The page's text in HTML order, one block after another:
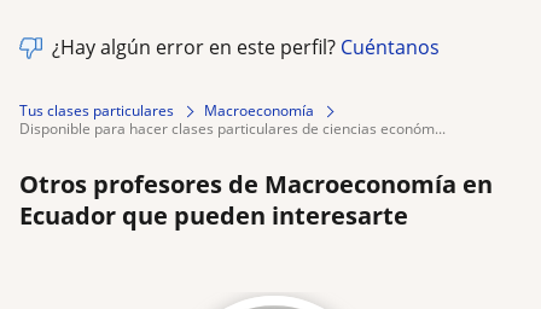
¿Hay algún error en este perfil? Cuéntanos
Tus clases particulares
Macroeconomía
disponible para hacer clases particulares de ciencias económ...
Otros profesores de Macroeconomía en
Ecuador que pueden interesarte